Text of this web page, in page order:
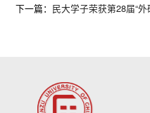
下一篇： 民大学子荣获第28届“